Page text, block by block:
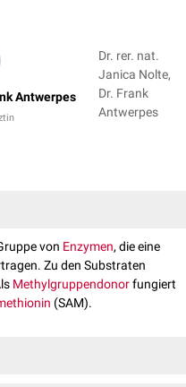
Antwerpes
Dr. rer. nat.
Janica Nolte,
Dr. Frank
Antwerpes
von Enzymen, die eine
Zu den Substraten
Methylgruppendonorfungiert
(SAM).